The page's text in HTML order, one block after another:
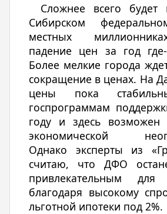
Сложнее всего
Сибирском
местных
падение цен за год
Более мелкие города
сокращение в ценах. На
цены пока
госпрограммам
году и здесь
экономической
Однако эксперты из
считаю, что ДФО
привлекательным для
благодаря высокому
льготной ипотеки под 2%.